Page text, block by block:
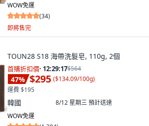
WOW免運
(34)
即將售完
TOUN28 S18 海帶洗髮皂, 110g, 2個
首購折扣價· 12:29:15$564
47% $295 ($134.09/100g)
運費 $195
韓國 8/12 星期三預計送達
WOW免運